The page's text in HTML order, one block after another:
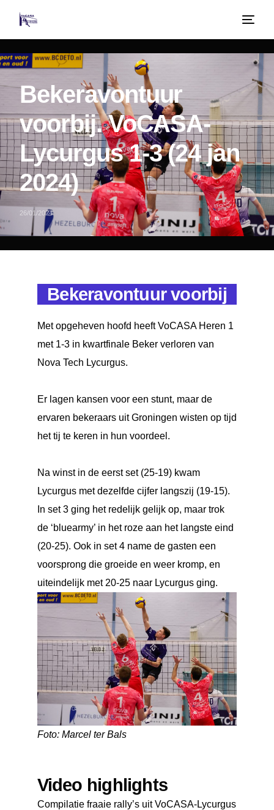
Bekeravontuur
voorbij. VoCASA-
Lycurgus 1-3 (24 jan
2024)
26/01/2024
Bekeravontuur voorbij
Met opgeheven hoofd heeft VoCASA Heren 1
met 1-3 in kwartfinale Beker verloren van
Nova Tech Lycurgus.
Er lagen kansen voor een stunt, maar de
ervaren bekeraars uit Groningen wisten op tijd
het tij te keren in hun voordeel.
Na winst in de eerst set (25-19) kwam
Lycurgus met dezelfde cijfer langszij (19-15).
In set 3 ging het redelijk gelijk op, maar trok
de ‘bluearmy’ in het roze aan het langste eind
(20-25). Ook in set 4 name de gasten een
voorsprong die groeide en weer kromp, en
uiteindelijk met 20-25 naar Lycurgus ging.
Foto: Marcel ter Bals
Video highlights
Compilatie fraaie rally’s uit VoCASA-Lycurgus